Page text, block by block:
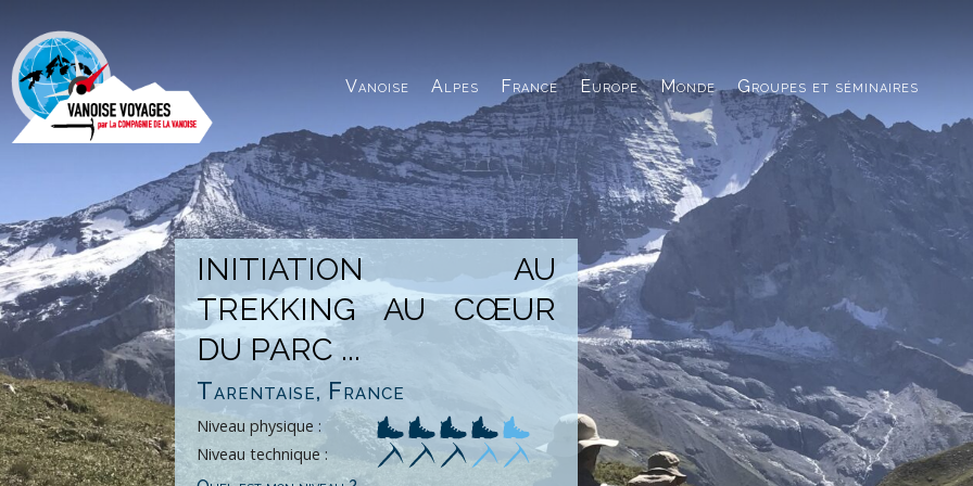
Vanoise Alpes France Europe Monde Groupes et séminaires
INITIATION AU
TREKKING AU CŒUR
DU PARC ...
Tarentaise, France
Niveau physique :
Niveau technique :